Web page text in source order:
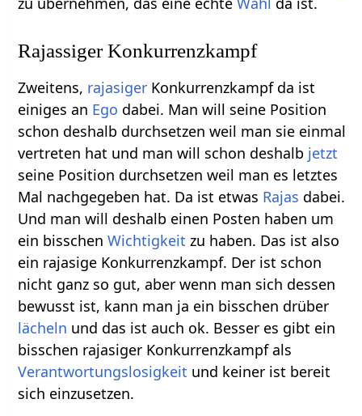
Rajassiger Konkurrenzkampf
Zweitens, rajasiger Konkurrenzkampf da ist
einiges an Ego dabei. Man will seine Position
schon deshalb durchsetzen weil man sie einmal
vertreten hat und man will schon deshalb jetzt
seine Position durchsetzen weil man es letztes
Mal nachgegeben hat. Da ist etwas Rajas dabei.
Und man will deshalb einen Posten haben um
ein bisschenWichtigkeit zu haben. Das ist also
ein rajasige Konkurrenzkampf. Der ist schon
nicht ganz so gut, aber wenn man sich dessen
bewusst ist, kann man ja ein bisschen drüber
lächeln und das ist auch ok. Besser es gibt ein
bisschen rajasiger Konkurrenzkampf als
Verantwortungslosigkeit und keiner ist bereit
sich einzusetzen.